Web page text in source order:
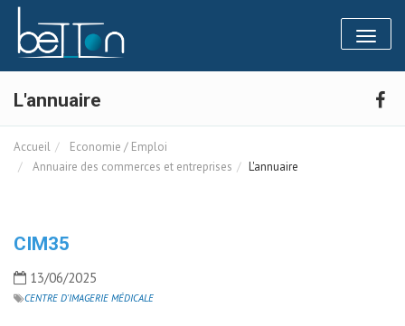
Toggle
L'annuaire
Accueil
Economie / Emploi
Annuaire des commerces et entreprises
L'annuaire
CIM35
13/06/2025
CENTRE D'IMAGERIE MÉDICALE
Panneau de gestion des cookies